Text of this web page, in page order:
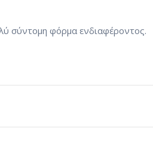
σύντομη φόρμα ενδιαφέροντος.